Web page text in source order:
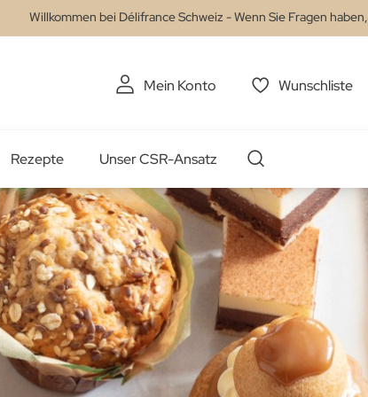
Willkommen bei Délifrance Schweiz - Wenn Sie Fragen haben,
Mein Konto Wunschliste
Rezepte Unser CSR-Ansatz